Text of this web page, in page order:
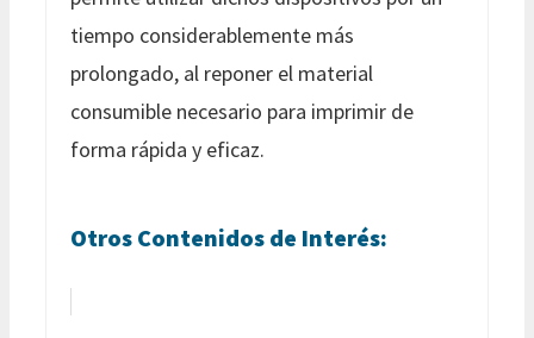
tiempo considerablemente más
prolongado, al reponer el material
consumible necesario para imprimir de
forma rápida y eficaz.
Otros Contenidos de Interés: